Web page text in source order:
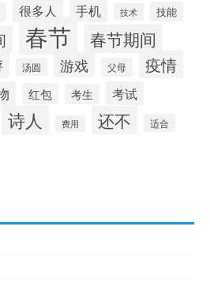
很多人 手机 技术 技能
春节 春节期间
汤圆 游戏 父母 疫情
红包 考生 考试
诗人 费用 还不 适合